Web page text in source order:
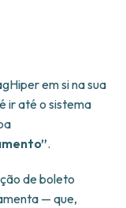
em si na sua
ir até o sistema
.
de boleto
— que,